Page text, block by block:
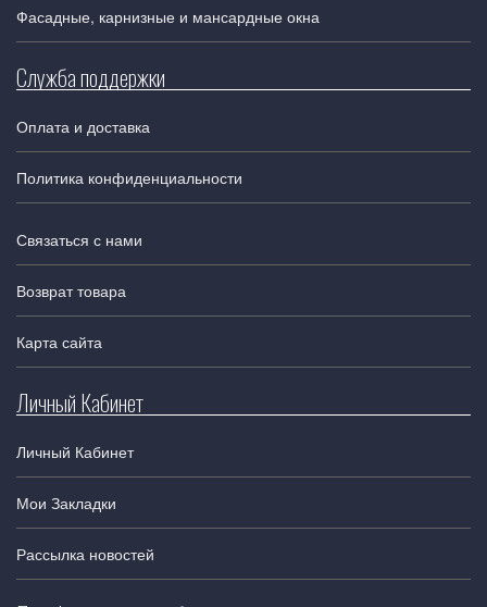
Фасадные, карнизные и мансардные окна
Служба поддержки
Оплата и доставка
Политика конфиденциальности
Связаться с нами
Возврат товара
Карта сайта
Личный Кабинет
Личный Кабинет
Мои Закладки
Рассылка новостей